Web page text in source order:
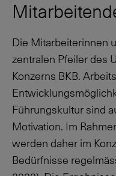
Die Mitarbeiterinnen
zentralen Pfeiler des
Konzerns BKB.
Führungskultur sind
Motivation. Im
werden daher im
Bedürfnisse